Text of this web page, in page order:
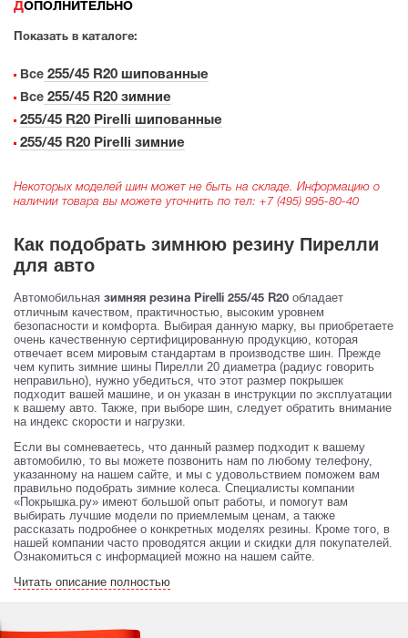
ДОПОЛНИТЕЛЬНО
Показать в каталоге:
Все 255/45 R20 шипованные
Все 255/45 R20 зимние
255/45 R20 Pirelli шипованные
255/45 R20 Pirelli зимние
Некоторых моделей шин может не быть на складе. Информацию о
наличии товара вы можете уточнить по тел: +7 (495) 995-80-40
Как подобрать зимнюю резину Пирелли
для авто
Автомобильная зимняя резина Pirelli 255/45 R20 обладает
отличным качеством, практичностью, высоким уровнем
безопасности и комфорта. Выбирая данную марку, вы приобретаете
очень качественную сертифицированную продукцию, которая
отвечает всем мировым стандартам в производстве шин. Прежде
чем купить зимние шины Пирелли 20 диаметра (радиус говорить
неправильно), нужно убедиться, что этот размер покрышек
подходит вашей машине, и он указан в инструкции по эксплуатации
к вашему авто. Также, при выборе шин, следует обратить внимание
на индекс скорости и нагрузки.
Если вы сомневаетесь, что данный размер подходит к вашему
автомобилю, то вы можете позвонить нам по любому телефону,
указанному на нашем сайте, и мы с удовольствием поможем вам
правильно подобрать зимние колеса. Специалисты компании
«Покрышка.ру» имеют большой опыт работы, и помогут вам
выбирать лучшие модели по приемлемым ценам, а также
рассказать подробнее о конкретных моделях резины. Кроме того, в
нашей компании часто проводятся акции и скидки для покупателей.
Ознакомиться с информацией можно на нашем сайте.
Читать описание полностью